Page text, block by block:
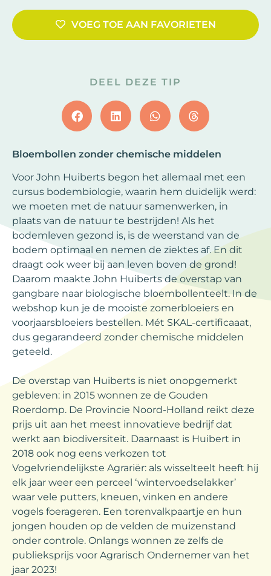
Bloembollen zonder chemische middelen
Voor John Huiberts begon het allemaal met een
cursus bodembiologie, waarin hem duidelijk werd:
we moeten met de natuur samenwerken, in
plaats van de natuur te bestrijden! Als het
bodemleven gezond is, is de weerstand van de
bodem optimaal en nemen de ziektes af. En dit
draagt ook weer bij aan leven boven de grond!
Daarom maakte John Huiberts de overstap van
gangbare naar biologische bloembollenteelt. In de
webshop kun je de mooiste zomerbloeiers en
voorjaarsbloeiers bestellen. Mét SKAL-certificaaat,
dus gegarandeerd zonder chemische middelen
geteeld.
De overstap van Huiberts is niet onopgemerkt
gebleven: in 2015 wonnen ze de Gouden
Roerdomp. De Provincie Noord-Holland reikt deze
prijs uit aan het meest innovatieve bedrijf dat
werkt aan biodiversiteit. Daarnaast is Huibert in
2018 ook nog eens verkozen tot
Vogelvriendelijkste Agrariër: als wisselteelt heeft hij
elk jaar weer een perceel ‘wintervoedselakker’
waar vele putters, kneuen, vinken en andere
vogels foerageren. Een torenvalkpaartje en hun
jongen houden op de velden de muizenstand
onder controle. Onlangs wonnen ze zelfs de
publieksprijs voor Agrarisch Ondernemer van het
jaar 2023!
VOEG TOE AAN FAVORIETEN
DEEL DEZE TIP